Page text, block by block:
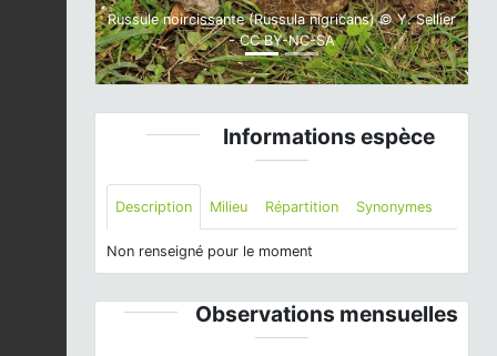
Russule noircissante (Russula nigricans) © Y. Sellier
- CC BY-NC-SA
Informations espèce
Description Milieu Répartition Synonymes
Non renseigné pour le moment
Observations mensuelles